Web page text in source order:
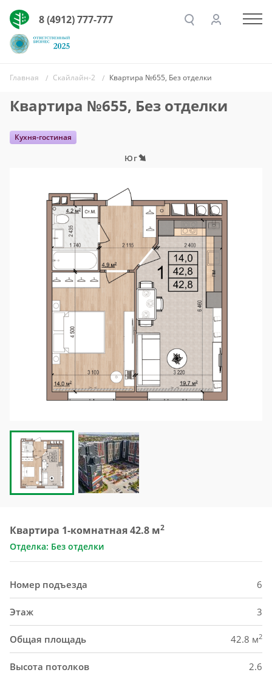
8 (4912) 777-777
Главная Скайлайн-2 Квартира №655, Без отделки
Квартира №655, Без отделки
Кухня-гостиная
Юг
Квартира 1-комнатная 42.8 м2
Отделка: Без отделки
Номер подъезда 6
Этаж 3
Общая площадь 42.8 м2
Высота потолков 2.6